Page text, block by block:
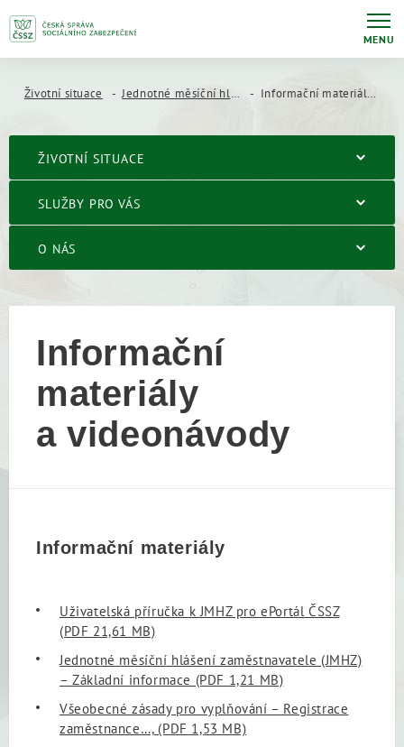
MENU
Životní situace Jednotné měsíční hlášení zaměstnavatele (JMHZ) Informační materiály a videonávody
ŽIVOTNÍ SITUACE
SLUŽBY PRO VÁS
O NÁS
Informační
materiály
a videonávody
Informační materiály
Uživatelská příručka k JMHZ pro ePortál ČSSZ
(PDF 21,61 MB)
Jednotné měsíční hlášení zaměstnavatele (JMHZ)
– Základní informace (PDF 1,21 MB)
Všeobecné zásady pro vyplňování – Registrace
zaměstnance…,(PDF 1,53 MB)